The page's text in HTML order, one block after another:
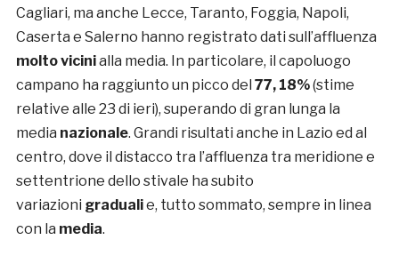
Cagliari, ma anche Lecce, Taranto, Foggia, Napoli,
Caserta e Salerno hanno registrato dati sull’affluenza
molto vicinialla media. In particolare, il capoluogo
campano ha raggiunto un picco del 77, 18%(stime
relative alle 23 di ieri), superando di gran lunga la
media nazionale. Grandi risultati anche in Lazio ed al
centro, dove il distacco tra l’affluenza tra meridione e
settentrione dello stivale ha subito
variazioni gradualie, tutto sommato, sempre in linea
con la media.